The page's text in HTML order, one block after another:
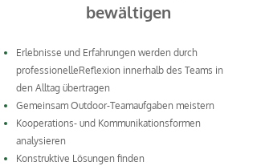
bewältigen
Erlebnisse und Erfahrungen werden durch
professionelleReflexion innerhalb des Teams in
den Alltag übertragen
Gemeinsam Outdoor-Teamaufgaben meistern
Kooperations- und Kommunikationsformen
analysieren
Konstruktive Lösungen finden